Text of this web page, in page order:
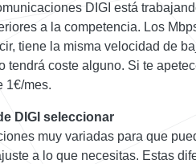
DIGI está
a la competencia. Los
tiene la misma velocidad de
tendrá coste alguno. Si te
1€/mes.
DIGI seleccionar
muy variadas para que
a lo que necesitas. Estas